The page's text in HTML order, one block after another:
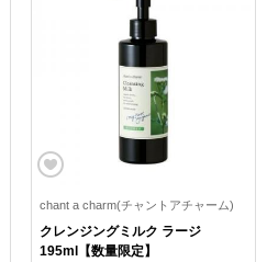
chant a charm(チャントアチャーム)
クレンジングミルク ラージ
195ml【数量限定】